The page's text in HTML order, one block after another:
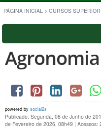
PÁGINA INICIAL > CURSOS
Agronomia
powered by social2s
Publicado: Segunda, 08 de Junho de
de Fevereiro de 2026, 08h49 | Acessos: